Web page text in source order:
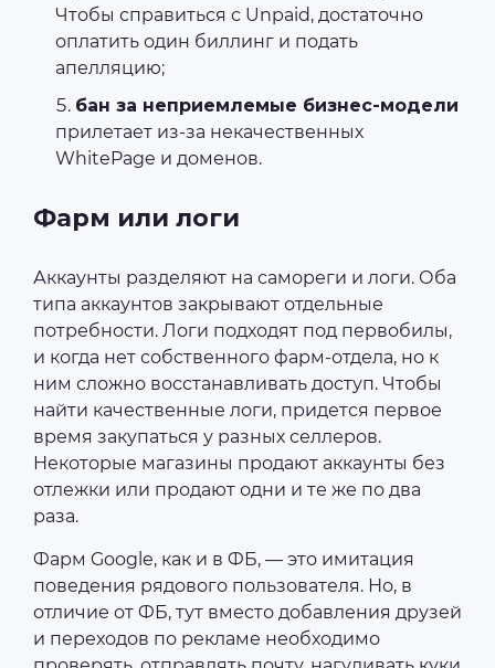
Чтобы справиться с Unpaid, достаточно
оплатить один биллинг и подать
апелляцию;
бан за неприемлемые бизнес-модели
прилетает из-за некачественных
WhitePage и доменов.
Фарм или логи
Аккаунты разделяют на самореги и логи. Оба
типа аккаунтов закрывают отдельные
потребности. Логи подходят под первобилы,
и когда нет собственного фарм-отдела, но к
ним сложно восстанавливать доступ. Чтобы
найти качественные логи, придется первое
время закупаться у разных селлеров.
Некоторые магазины продают аккаунты без
отлежки или продают одни и те же по два
раза.
Фарм Google, как и в ФБ, — это имитация
поведения рядового пользователя. Но, в
отличие от ФБ, тут вместо добавления друзей
и переходов по рекламе необходимо